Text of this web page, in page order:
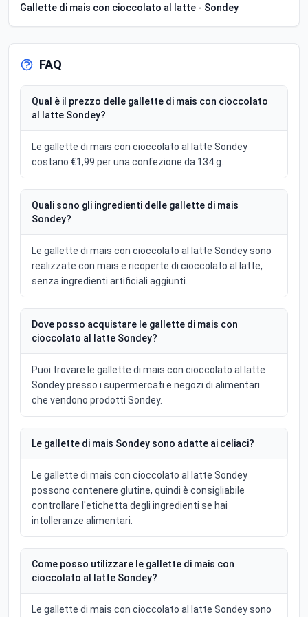
Gallette di mais con cioccolato al latte - Sondey
FAQ
Qual è il prezzo delle gallette di mais con cioccolato
al latte Sondey?
Le gallette di mais con cioccolato al latte Sondey
costano €1,99 per una confezione da 134 g.
Quali sono gli ingredienti delle gallette di mais
Sondey?
Le gallette di mais con cioccolato al latte Sondey sono
realizzate con mais e ricoperte di cioccolato al latte,
senza ingredienti artificiali aggiunti.
Dove posso acquistare le gallette di mais con
cioccolato al latte Sondey?
Puoi trovare le gallette di mais con cioccolato al latte
Sondey presso i supermercati e negozi di alimentari
che vendono prodotti Sondey.
Le gallette di mais Sondey sono adatte ai celiaci?
Le gallette di mais con cioccolato al latte Sondey
possono contenere glutine, quindi è consigliabile
controllare l'etichetta degli ingredienti se hai
intolleranze alimentari.
Come posso utilizzare le gallette di mais con
cioccolato al latte Sondey?
Le gallette di mais con cioccolato al latte Sondey sono